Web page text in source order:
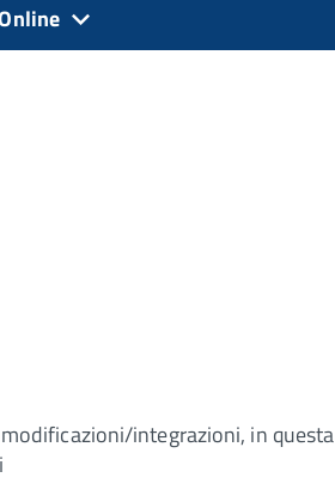
integrazioni, in questa